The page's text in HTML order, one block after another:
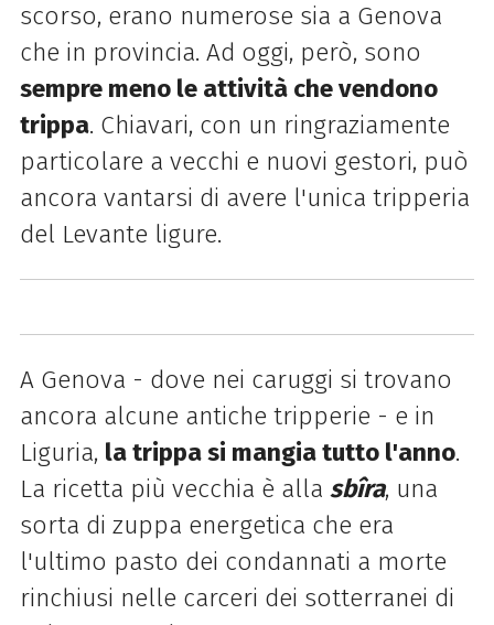
scorso, erano numerose sia a Genova
che in provincia. Ad oggi, però, sono
sempre meno le attività che vendono
trippa. Chiavari, con un ringraziamente
particolare a vecchi e nuovi gestori, può
ancora vantarsi di avere l'unica tripperia
del Levante ligure.
A Genova - dove nei caruggi si trovano
ancora alcune antiche tripperie - e in
Liguria, la trippa si mangia tutto l'anno.
La ricetta più vecchia è alla sbîra, una
sorta di zuppa energetica che era
l'ultimo pasto dei condannati a morte
rinchiusi nelle carceri dei sotterranei di